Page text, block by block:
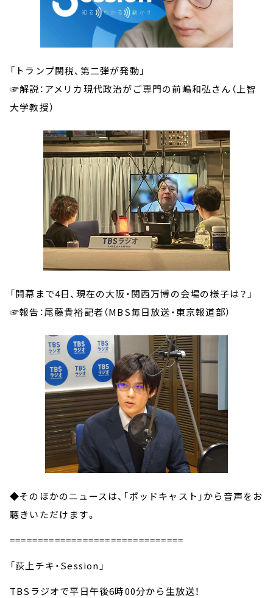
「トランプ関税、第二弾が発動」
☞解説：アメリカ現代政治がご専門の前嶋和弘さん（上智
大学教授）
「開幕まで4日、現在の大阪・関西万博の会場の様子は？」
☞報告：尾藤貴裕記者（MBS毎日放送・東京報道部）
◆そのほかのニュースは、「ポッドキャスト」から音声をお
聴きいただけます。
===============================
「荻上チキ・Session」
TBSラジオで平日午後6時00分から生放送！